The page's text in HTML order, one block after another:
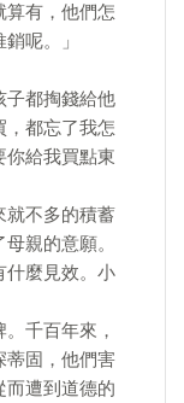
算有，他們怎
呢。」
子都掏錢給他
，都忘了我怎
你給我買點東
就不多的積蓄
親的意願。
什麼見效。小
千百年來，
蒂固，他們害
而遭到道德的